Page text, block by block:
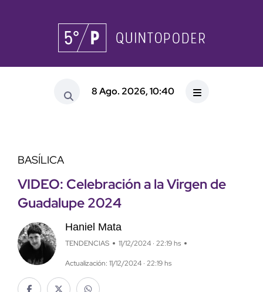
8 Ago. 2026, 10:40
BASÍLICA
VIDEO: Celebración a la Virgen de
Guadalupe 2024
Haniel Mata
TENDENCIAS 11/12/2024 · 22:19 hs
Actualización: 11/12/2024 · 22:19 hs